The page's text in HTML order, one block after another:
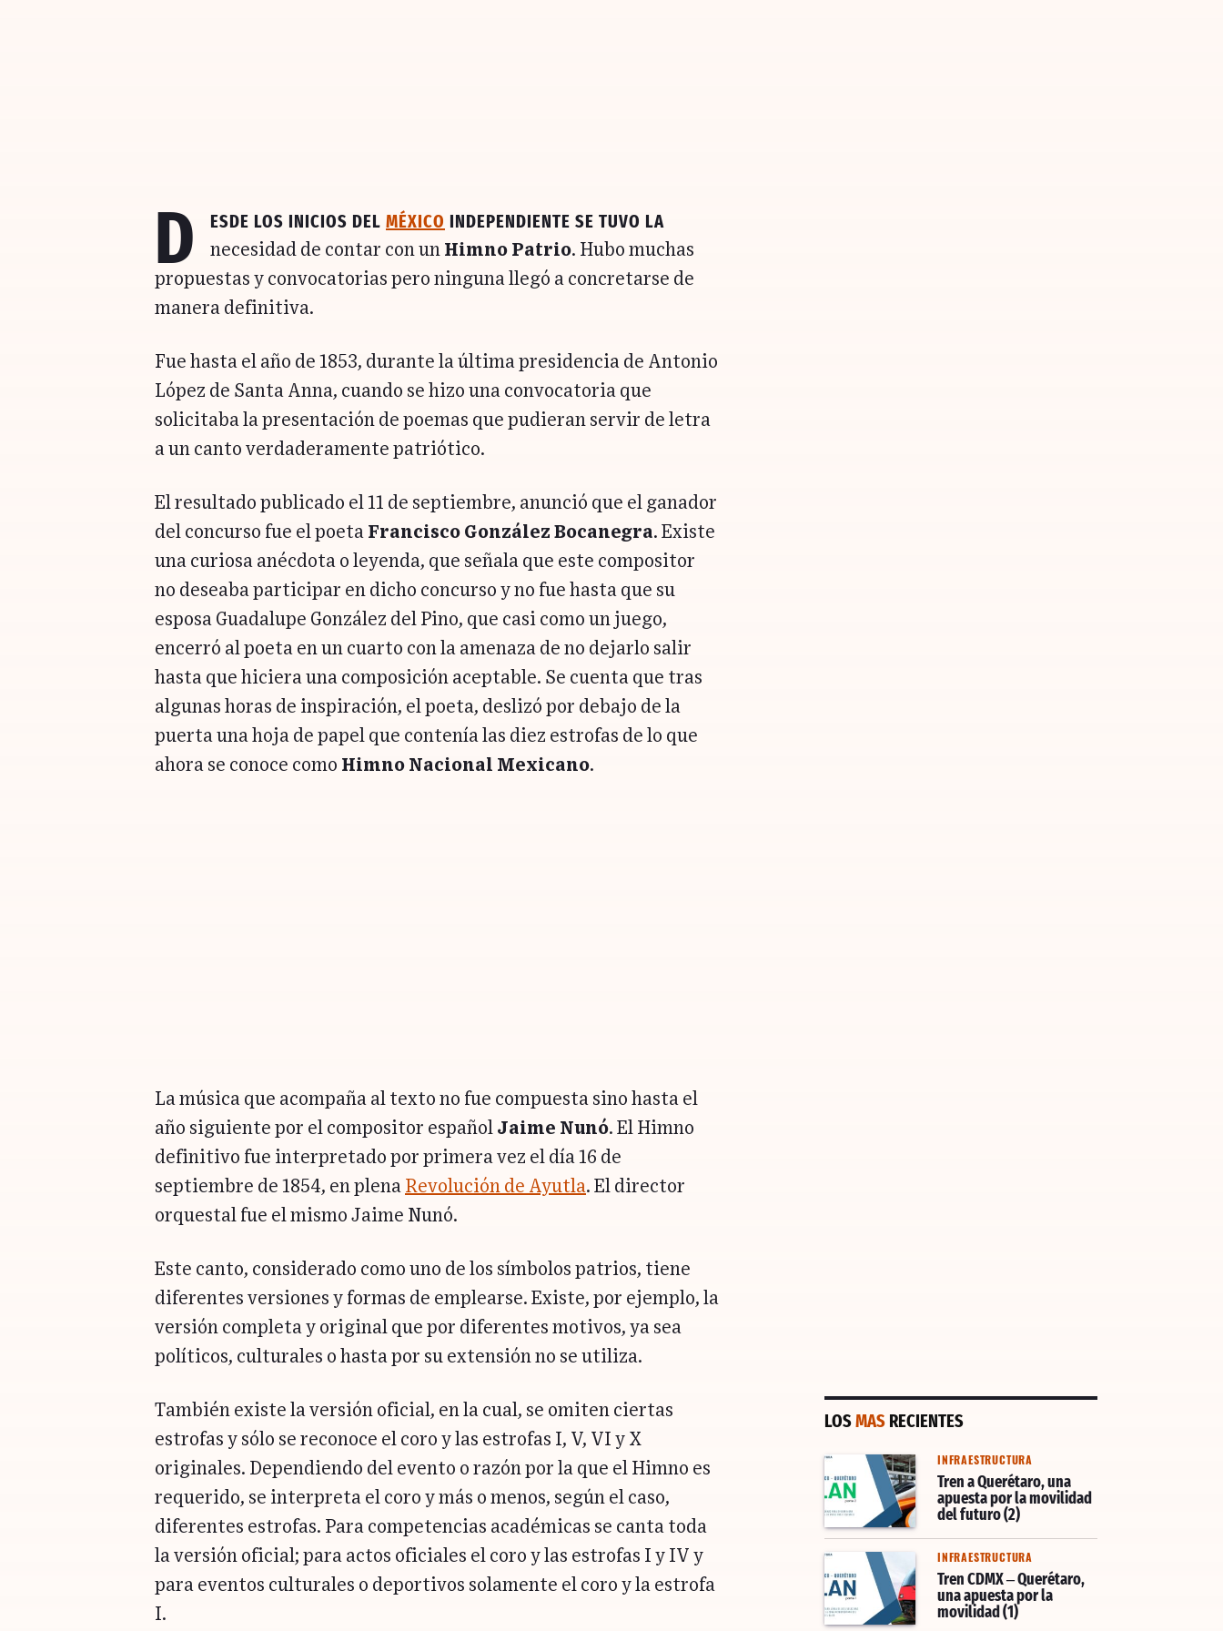
D esde los inicios del México independiente se tuvo la
necesidad de contar con un Himno Patrio. Hubo muchas
propuestas y convocatorias pero ninguna llegó a concretarse de
manera definitiva.
Fue hasta el año de 1853, durante la última presidencia de Antonio
López de Santa Anna, cuando se hizo una convocatoria que
solicitaba la presentación de poemas que pudieran servir de letra
a un canto verdaderamente patriótico.
El resultado publicado el 11 de septiembre, anunció que el ganador
del concurso fue el poeta Francisco González Bocanegra. Existe
una curiosa anécdota o leyenda, que señala que este compositor
no deseaba participar en dicho concurso y no fue hasta que su
esposa Guadalupe González del Pino, que casi como un juego,
encerró al poeta en un cuarto con la amenaza de no dejarlo salir
hasta que hiciera una composición aceptable. Se cuenta que tras
algunas horas de inspiración, el poeta, deslizó por debajo de la
puerta una hoja de papel que contenía las diez estrofas de lo que
ahora se conoce como Himno Nacional Mexicano.
La música que acompaña al texto no fue compuesta sino hasta el
año siguiente por el compositor español Jaime Nunó. El Himno
definitivo fue interpretado por primera vez el día 16 de
septiembre de 1854, en plena Revolución de Ayutla. El director
orquestal fue el mismo Jaime Nunó.
Este canto, considerado como uno de los símbolos patrios, tiene
diferentes versiones y formas de emplearse. Existe, por ejemplo, la
versión completa y original que por diferentes motivos, ya sea
políticos, culturales o hasta por su extensión no se utiliza.
También existe la versión oficial, en la cual, se omiten ciertas
estrofas y sólo se reconoce el coro y las estrofas I, V, VI y X
originales. Dependiendo del evento o razón por la que el Himno es
requerido, se interpreta el coro y más o menos, según el caso,
diferentes estrofas. Para competencias académicas se canta toda
la versión oficial; para actos oficiales el coro y las estrofas I y IV y
para eventos culturales o deportivos solamente el coro y la estrofa
I.
LOSMAS RECIENTES
INFRAESTRUCTURA
Tren a Querétaro, una
apuesta por la movilidad
del futuro (2)
INFRAESTRUCTURA
Tren CDMX – Querétaro,
una apuesta por la
movilidad (1)